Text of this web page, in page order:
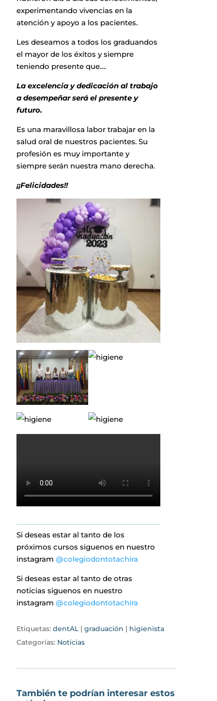
experimentando vivencias en la
atención y apoyo a los pacientes.
Les deseamos a todos los graduandos
el mayor de los éxitos y siempre
teniendo presente que….
La excelencia y dedicación al trabajo
a desempeñar será el presente y
futuro.
Es una maravillosa labor trabajar en la
salud oral de nuestros pacientes. Su
profesión es muy importante y
siempre serán nuestra mano derecha.
¡¡Felicidades!!
Si deseas estar al tanto de los
próximos cursos siguenos en nuestro
instagram @colegiodontotachira
Si deseas estar al tanto de otras
noticias siguenos en nuestro
instagram @colegiodontotachira
Etiquetas: dentAL| graduación | higienista
Categorías: Noticias
También te podrían interesar estos